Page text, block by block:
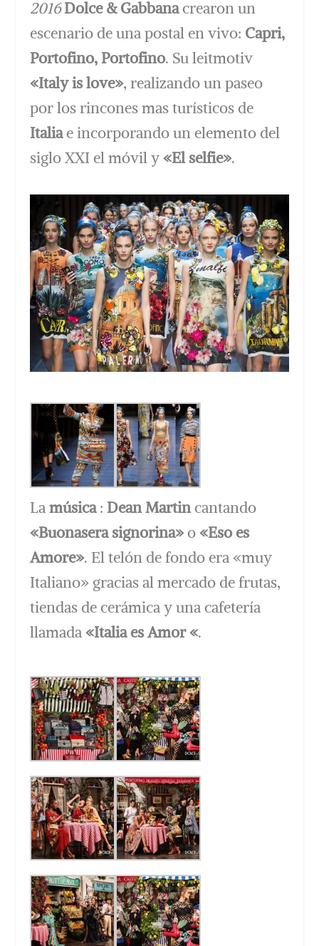
2016Dolce & Gabbanacrearon un
escenario de una postal en vivo: Capri,
Portofino, Portofino. Su leitmotiv
«Italy is love», realizando un paseo
por los rincones mas turísticos de
Italiae incorporando un elemento del
siglo XXI el móvil y «El selfie».
Lamúsica:Dean Martincantando
«Buonasera signorina»o «Eso es
Amore». El telón de fondo era «muy
Italiano» gracias al mercado de frutas,
tiendas de cerámica y una cafetería
llamada «Italia es Amor «.